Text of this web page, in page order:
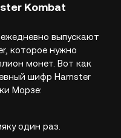
Kombat
выпускают
которое нужно
монет. Вот как
шифр Hamster
Морзе:
один раз.